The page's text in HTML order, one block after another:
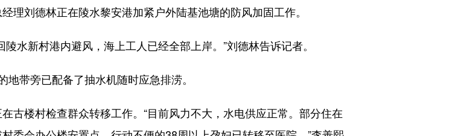
刘德林正在陵水黎安港加紧户外陆基池塘的防风加固工作。
新村港内避风，海上工人已经全部上岸。”刘德林告诉记者。
带旁已配备了抽水机随时应急排涝。
楼村检查群众转移工作。“目前风力不大，水电供应正常。部分住在